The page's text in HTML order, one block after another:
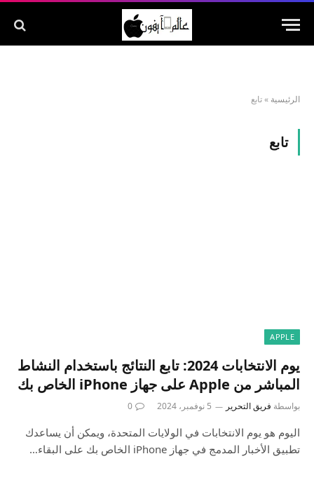
الرئيسية »تابع
تابع
APPLE
يوم الانتخابات 2024: تابع النتائج باستخدام النشاط
المباشر من Apple على جهاز iPhone الخاص بك
بواسطة فريق التحرير 5 نوفمبر، 2024 0
اليوم هو يوم الانتخابات في الولايات المتحدة، ويمكن أن يساعدك
تطبيق الأخبار المدمج في جهاز iPhone الخاص بك على البقاء…